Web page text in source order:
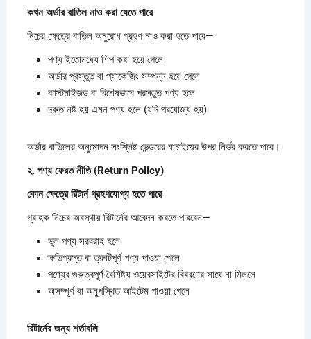
কখনঅর্ডারবাতিলনাওকরাযেতেপারে
নিচের ক্ষেত্রে বাতিল অনুরোধ গ্রহণ নাও করা হতে পারে—
পণ্য ইতোমধ্যে শিপ করা হয়ে গেলে
অর্ডার প্রস্তুত বা প্যাকেজিং সম্পন্ন হয়ে গেলে
কাস্টমাইজড বা বিশেষভাবে প্রস্তুত পণ্য হলে
দ্রুত নষ্ট হয় এমন পণ্য হলে (যদি প্রযোজ্য হয়)
অর্ডার বাতিলের অনুমোদন সংশ্লিষ্ট ভেন্ডরের যাচাইয়ের উপর নির্ভর করতে পারে।
২. পণ্যফেরতনীতি (Return Policy)
কোনক্ষেত্রেরিটার্নগ্রহণযোগ্যহতেপারে
গ্রাহক নিচের অবস্থায় রিটার্নের আবেদন করতে পারবেন—
ভুল পণ্য সরবরাহ হলে
ক্ষতিগ্রস্ত বা ত্রুটিপূর্ণ পণ্য পাওয়া গেলে
পণ্যের গুরুত্বপূর্ণ বৈশিষ্ট্য ওয়েবসাইটের বিবরণের সাথে না মিললে
অসম্পূর্ণ বা অনুপস্থিত আইটেম পাওয়া গেলে
রিটার্নেরজন্যশর্তাবলি